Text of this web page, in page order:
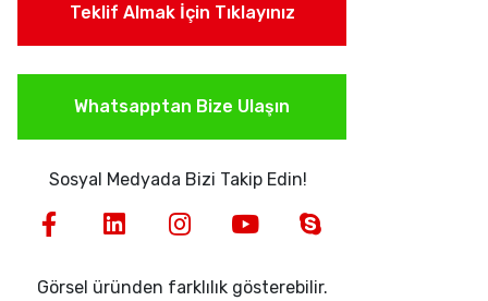
Teklif Almak İçin Tıklayınız
Whatsapptan Bize Ulaşın
Sosyal Medyada Bizi Takip Edin!
Görsel üründen farklılık gösterebilir.